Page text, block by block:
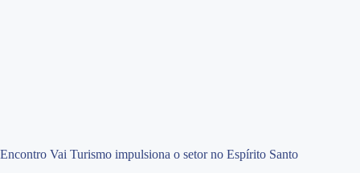
Encontro Vai Turismo impulsiona o setor no Espírito Santo